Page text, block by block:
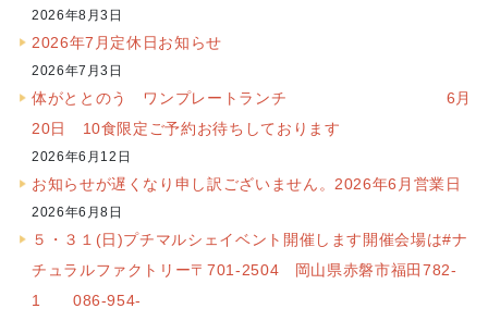
2026年8月3日
2026年7月定休日お知らせ
2026年7月3日
体がととのう ワンプレートランチ 6月
20日 10食限定ご予約お待ちしております
2026年6月12日
お知らせが遅くなり申し訳ございません。2026年6月営業日
2026年6月8日
５・３１(日)プチマルシェイベント開催します開催会場は#ナ
チュラルファクトリー〒701-2504 岡山県赤磐市福田782-
1 086-954-